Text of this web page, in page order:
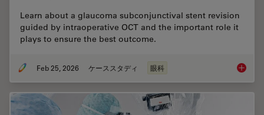
Learn about a glaucoma subconjunctival stent revision
guided by intraoperative OCT and the important role it
plays to ensure the best outcome.
Feb 25, 2026 ケーススタディ 眼科